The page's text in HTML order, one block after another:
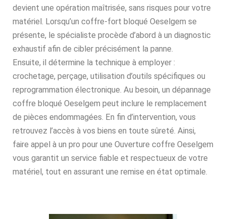
devient une opération maîtrisée, sans risques pour votre
matériel. Lorsqu’un coffre-fort bloqué Oeselgem se
présente, le spécialiste procède d’abord à un diagnostic
exhaustif afin de cibler précisément la panne.
Ensuite, il détermine la technique à employer :
crochetage, perçage, utilisation d’outils spécifiques ou
reprogrammation électronique. Au besoin, un dépannage
coffre bloqué Oeselgem peut inclure le remplacement
de pièces endommagées. En fin d’intervention, vous
retrouvez l’accès à vos biens en toute sûreté. Ainsi,
faire appel à un pro pour une Ouverture coffre Oeselgem
vous garantit un service fiable et respectueux de votre
matériel, tout en assurant une remise en état optimale.